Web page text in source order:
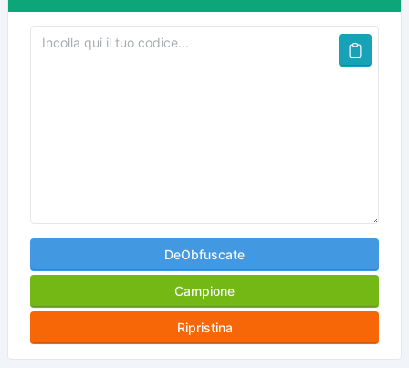
DeObfuscate
Campione
Ripristina